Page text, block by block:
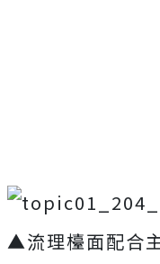
▲流理檯面配合